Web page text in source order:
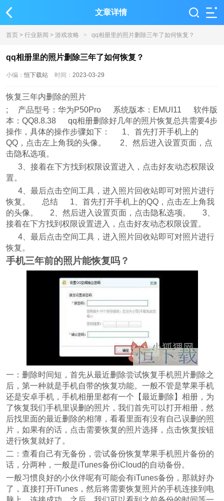
文章详情
首页 > 行业新闻 > 游戏攻略 > qq相册里的照片删除三年了如何恢复？
qq相册里的照片删除三年了如何恢复？
小编：恒下载站 时间： 2023-03-29
恢复三年内删除的照片
; 产品型号：华为P50Pro 系统版本：EMUI11 软件版
本：QQ8.8.38 qq相册删除好几年的照片恢复总共需要4步
操作，具体的操作步骤如下： 1、首先打开手机上的
QQ，点击左上角我的头像。 2、然后进入设置页面，点
击隐私选项。
3、接着在下方找到权限设置进入，点击好友动态权限设
置。
4、最后点击空间工具，进入照片回收站即可对照片进行
恢复。 总结 1、首先打开手机上的QQ，点击左上角我
的头像。 2、然后进入设置页面，点击隐私选项。 3、
接着在下方找到权限设置进入，点击好友动态权限设置。
4、最后点击空间工具，进入照片回收站即可对照片进行
恢复。
手机三年前的照片能恢复吗？
一：删除时间短，首先从最近删除尝试恢复手机照片删除之
后，第一种就是手机自带的恢复功能。一般不管是苹果手机
还是安卓手机，手机相册里都有一个【最近删除】相册，为
了恢复我们手机里误删的照片，我们首先可以打开相册，然
后找里面的最近删除的相簿，看看里面有没有自己误删的照
片，如果有的话，点击需要恢复的照片选择，点击恢复按钮
进行恢复就好了。
二：查看自己有无备份，尝试备份恢复苹果手机照片备份的
话，分两种，一般是iTunes备份iCloud的自动备份。
一般习惯良好的小伙伴呢有可能会有iTunes备份，那就好办
了，直接打开iTunes，然后将需要恢复照片的手机连接到电